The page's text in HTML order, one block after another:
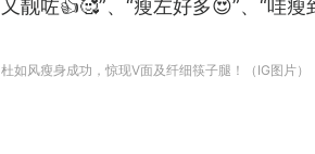
又靓咗👍🥰”、“瘦左好多😍”、“哇瘦
杜如风瘦身成功，惊现V面及纤细筷子腿！（IG图片）